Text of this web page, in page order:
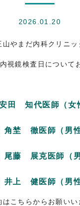
2026.01.20
やまだ内科クリニッ
視鏡検査日について
田 知代医師（女
角埜 徹医師（男性
尾藤 展克医師（男
井上 健医師（男性
こちらからお願いい